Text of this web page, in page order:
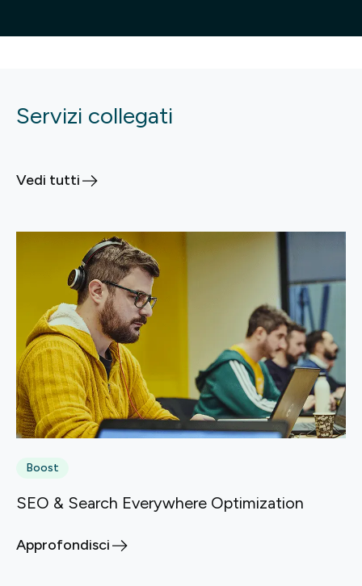
Servizi collegati
Vedi tutti
Boost
SEO & Search Everywhere Optimization
Approfondisci